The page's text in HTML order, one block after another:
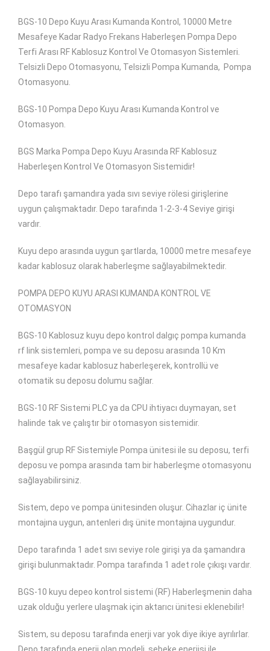
BGS-10 Depo Kuyu Arası Kumanda Kontrol, 10000 Metre
Mesafeye Kadar Radyo Frekans Haberleşen Pompa Depo
Terfi Arası RF Kablosuz Kontrol Ve Otomasyon Sistemleri.
Telsizli Depo Otomasyonu, Telsizli Pompa Kumanda, Pompa
Otomasyonu.
BGS-10 Pompa Depo Kuyu Arası Kumanda Kontrol ve
Otomasyon.
BGS Marka Pompa Depo Kuyu Arasında RF Kablosuz
Haberleşen Kontrol Ve Otomasyon Sistemidir!
Depo tarafı şamandıra yada sıvı seviye rölesi girişlerine
uygun çalışmaktadır. Depo tarafında 1-2-3-4 Seviye girişi
vardır.
Kuyu depo arasında uygun şartlarda, 10000 metre mesafeye
kadar kablosuz olarak haberleşme sağlayabilmektedir.
POMPA DEPO KUYU ARASI KUMANDA KONTROL VE
OTOMASYON
BGS-10 Kablosuz kuyu depo kontrol dalgıç pompa kumanda
rf link sistemleri, pompa ve su deposu arasında 10 Km
mesafeye kadar kablosuz haberleşerek, kontrollü ve
otomatik su deposu dolumu sağlar.
BGS-10 RF Sistemi PLC ya da CPU ihtiyacı duymayan, set
halinde tak ve çalıştır bir otomasyon sistemidir.
Başgül grup RF Sistemiyle Pompa ünitesi ile su deposu, terfi
deposu ve pompa arasında tam bir haberleşme otomasyonu
sağlayabilirsiniz.
Sistem, depo ve pompa ünitesinden oluşur. Cihazlar iç ünite
montajına uygun, antenleri dış ünite montajına uygundur.
Depo tarafında 1 adet sıvı seviye role girişi ya da şamandıra
girişi bulunmaktadır. Pompa tarafında 1 adet role çıkışı vardır.
BGS-10 kuyu depeo kontrol sistemi (RF) Haberleşmenin daha
uzak olduğu yerlere ulaşmak için aktarıcı ünitesi eklenebilir!
Sistem, su deposu tarafında enerji var yok diye ikiye ayrılırlar.
Depo tarafında enerji olan modeli, şebeke enerjisi ile